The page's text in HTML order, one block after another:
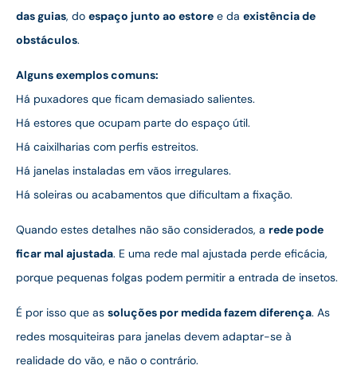
das guias, do espaço junto ao estore e da existência de
obstáculos.
Alguns exemplos comuns:
Há puxadores que ficam demasiado salientes.
Há estores que ocupam parte do espaço útil.
Há caixilharias com perfis estreitos.
Há janelas instaladas em vãos irregulares.
Há soleiras ou acabamentos que dificultam a fixação.
Quando estes detalhes não são considerados, a rede pode
ficar mal ajustada. E uma rede mal ajustada perde eficácia,
porque pequenas folgas podem permitir a entrada de insetos.
É por isso que as soluções por medida fazem diferença. As
redes mosquiteiras para janelas devem adaptar-se à
realidade do vão, e não o contrário.